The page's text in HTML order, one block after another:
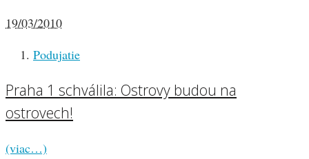
19/03/2010
Podujatie
Praha 1 schválila: Ostrovy budou na
ostrovech!
(viac…)